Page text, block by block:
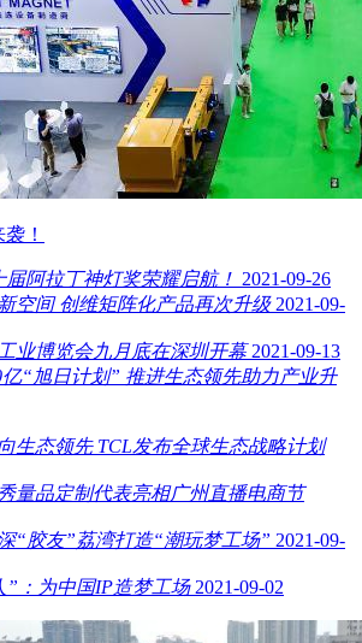
！
届阿拉丁神灯奖荣耀启航！ 2021-09-26
空间 创维矩阵化产品再次升级 2021-09-
业博览会九月底在深圳开幕 2021-09-13
亿“旭日计划” 推进生态领先助力产业升
生态领先 TCL发布全球生态战略计划
量品定制代表亮相广州直播电商节
“胶友”荔湾打造“潮玩梦工场” 2021-09-
”：为中国IP造梦工场 2021-09-02